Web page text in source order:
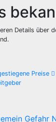
Details über
Preise
Gefahr